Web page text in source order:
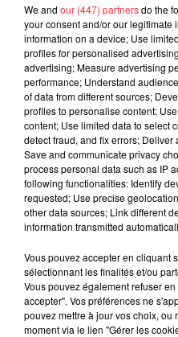
par le CNC, l’objectif est de
au plus grand nombre.Plus
prévues dans des cinémas,
Elles seront ponctuées par
comme des rencontres,
les coulisses de ces petits
Côté projection, les petits
une programmation de
3 à 17 ans. Les adultes ne
thématique forte cette année
voyager et de partir à la
histoires originales et des
Comme chaque année, une
français sont mis en lumière
donc le moment idéal de voir
réalisateurs/réalisatrices,
We and our (447) partnersdo the
your consent and/or our legitimate
information on a device; Use
profiles for personalised
advertising; Measure advertising
performance; Understand
of data from different sources;
profiles to personalise content;
content; Use limited data to select
detect fraud, and fix errors;
Save and communicate privacy
process personal data such as IP
following functionalities: Identify
requested; Use precise
other data sources; Link different
information transmitted
Vous pouvez accepter en cliquant
sélectionnant les finalités et/ou
Vous pouvez également refuser
accepter". Vos préférences ne
pouvez mettre à jour vos choix, ou
moment via le lien "Gérer les